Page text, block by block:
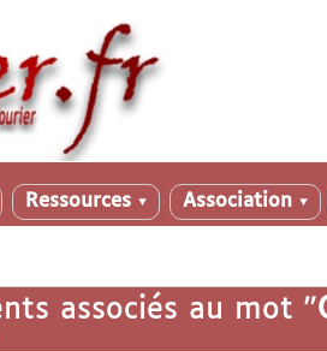
Ressources ▼ Association ▼
associés au mot "